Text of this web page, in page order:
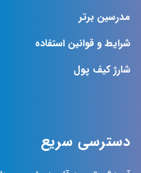
مدرسین برتر
شرایط و قوانین استفاده
شارژ کیف پول
دسترسی سریع